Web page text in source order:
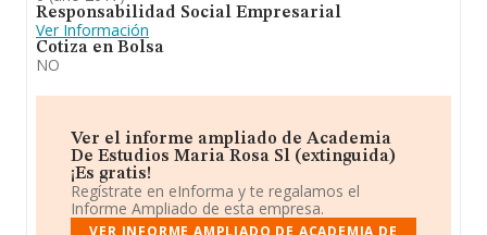
Responsabilidad Social Empresarial
Ver Información
Cotiza en Bolsa
NO
Ver el informe ampliado de Academia
De Estudios Maria Rosa Sl (extinguida)
¡Es gratis!
Regístrate en eInforma y te regalamos el
Informe Ampliado de esta empresa.
VER INFORME AMPLIADO DE ACADEMIA DE